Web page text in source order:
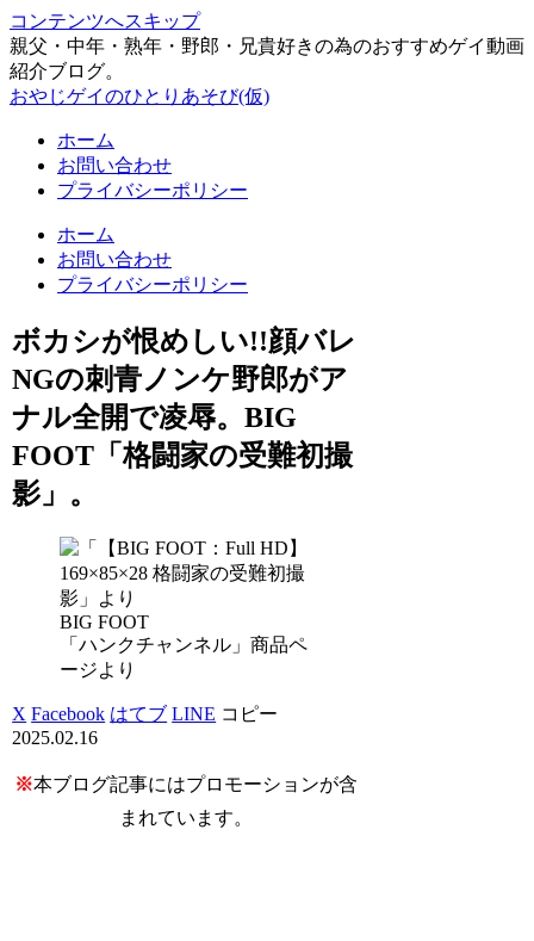
コンテンツへスキップ
親父・中年・熟年・野郎・兄貴好きの為のおすすめゲイ動画
紹介ブログ。
おやじゲイのひとりあそび(仮)
ホーム
お問い合わせ
プライバシーポリシー
ホーム
お問い合わせ
プライバシーポリシー
ボカシが恨めしい!!顔バレ
NGの刺青ノンケ野郎がア
ナル全開で凌辱。BIG
FOOT「格闘家の受難初撮
影」。
BIG FOOT
「ハンクチャンネル」商品ペ
ージより
X Facebook はてブ LINE コピー
2025.02.16
※本ブログ記事にはプロモーションが含
まれています。